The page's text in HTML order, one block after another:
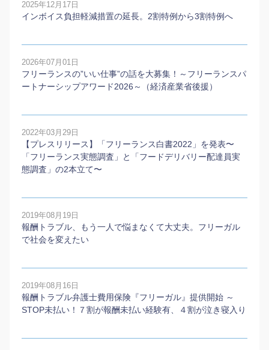
2025年12月17日
インボイス負担軽減措置の延長。2割特例から3割特例へ
2026年07月01日
フリーランスの”いい仕事”の話を大募集！～フリーランスパ
ートナーシップアワード2026～（経済産業省後援）
2022年03月29日
【プレスリリース】「フリーランス白書2022」を発表〜
「フリーランス実態調査」と「フードデリバリー配達員実
態調査」の2本⽴て〜
2019年08月19日
報酬トラブル、もう一人で悩まなくて大丈夫。フリーガル
で社会を変えたい
2019年08月16日
報酬トラブル弁護士費用保険『フリーガル』提供開始 ～
STOP未払い！７割が報酬未払い経験有、４割が泣き寝入り